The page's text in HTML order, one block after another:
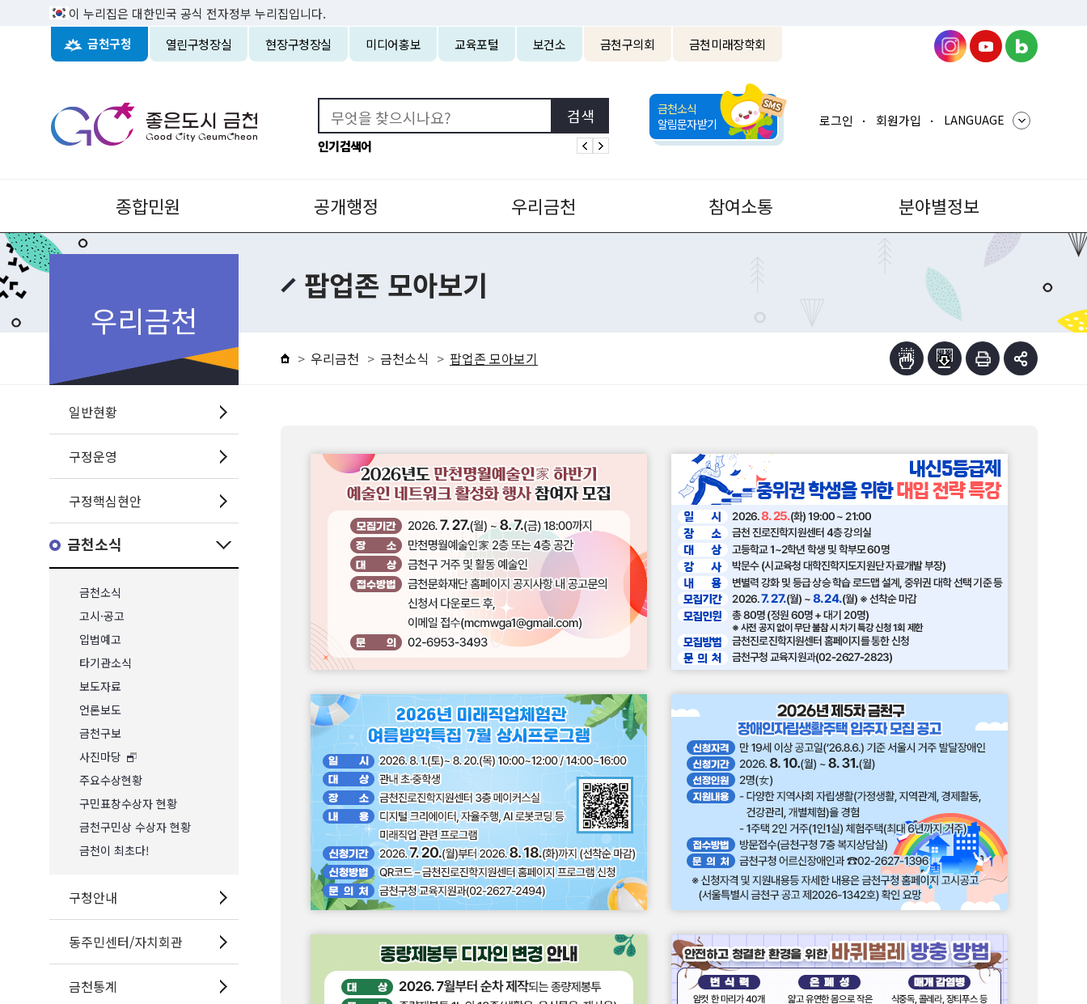
이 누리집은 대한민국 공식 전자정부 누리집입니다.
금천구청 열린구청장실 현장구청장실 미디어홍보 교육포털 보건소 금천구의회 금천미래장학회
인기검색어
금천소식
알림문자받기
로그인 회원가입 LANGUAGE
종합민원 공개행정 우리금천 참여소통 분야별정보
우리금천
일반현황
구정운영
구정핵심현안
금천소식
금천소식
고시·공고
입법예고
타기관소식
보도자료
언론보도
금천구보
사진마당
주요수상현황
구민표창수상자 현황
금천구민상 수상자 현황
금천이 최초다!
구청안내
동주민센터/자치회관
금천통계
팝업존 모아보기
우리금천 금천소식 팝업존 모아보기